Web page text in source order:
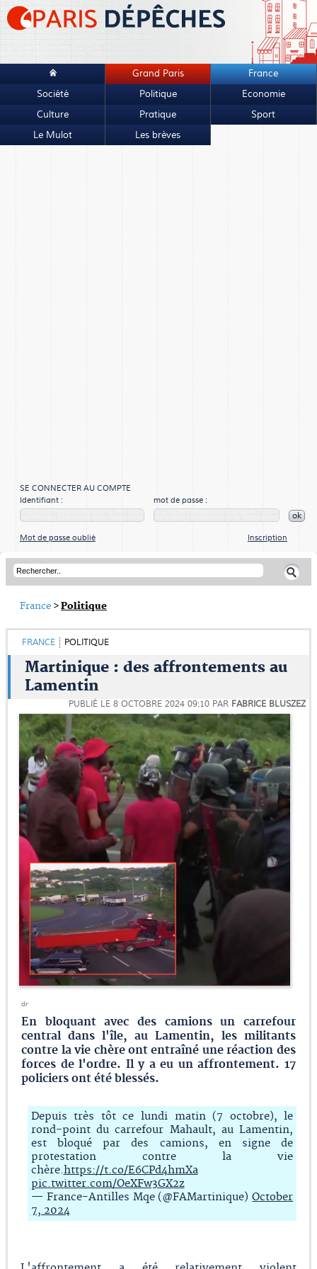
Grand Paris
France
Société
Politique
Economie
Culture
Pratique
Sport
Le Mulot
Les brèves
SE CONNECTER AU COMPTE
Identifiant :
mot de passe :
ok
Mot de passe oublié Inscription
France >Politique
FRANCE POLITIQUE
Martinique : des affrontements au
Lamentin
PUBLIÉ LE 8 OCTOBRE 2024 09:10 PAR FABRICE BLUSZEZ
dr
En bloquant avec des camions un carrefour
central dans l'île, au Lamentin, les militants
contre la vie chère ont entraîné une réaction des
forces de l'ordre. Il y a eu un affrontement. 17
policiers ont été blessés.
Depuis très tôt ce lundi matin (7 octobre), le
rond-point du carrefour Mahault, au Lamentin,
est bloqué par des camions, en signe de
protestation contre la vie
chère.https://t.co/E6CPd4hmXa
pic.twitter.com/OeXFw3GX2z
— France-Antilles Mqe (@FAMartinique)October
7, 2024